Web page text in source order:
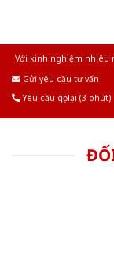
Với kinh nghiệm nhiêu
Gửi yêu cầu tư vấn
Yêu cầu gọi lại (3 phút)